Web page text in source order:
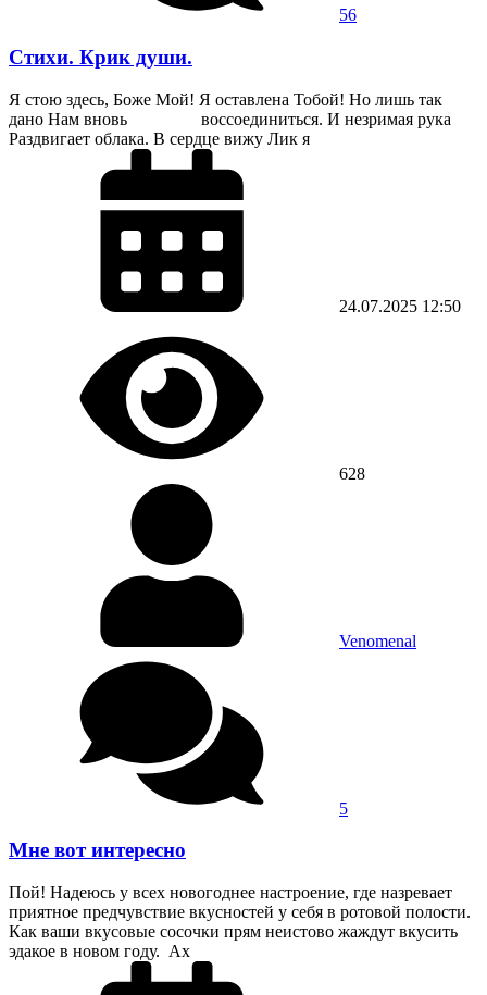
56
Стихи. Крик души.
Я стою здесь, Боже Мой! Я оставлена Тобой! Но лишь так
дано Нам вновь воссоединиться. И незримая рука
Раздвигает облака. В сердце вижу Лик я
24.07.2025 12:50
628
Venomenal
5
Мне вот интересно
Пой! Надеюсь у всех новогоднее настроение, где назревает
приятное предчувствие вкусностей у себя в ротовой полости.
Как ваши вкусовые сосочки прям неистово жаждут вкусить
эдакое в новом году. Ах